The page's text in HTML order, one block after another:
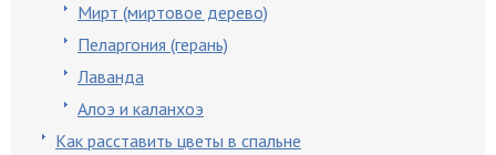
Мирт (миртовое дерево)
Пеларгония (герань)
Лаванда
Алоэ и каланхоэ
Как расставить цветы в спальне